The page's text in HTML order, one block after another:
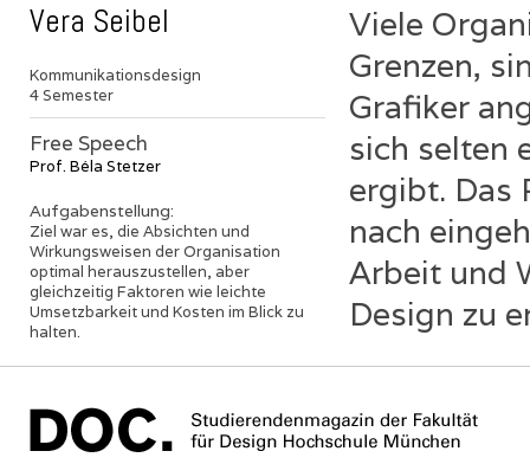
Vera Seibel
Kommunikationsdesign
4 Semester
Free Speech
Prof. Béla Stetzer
Aufgabenstellung:
Ziel war es, die Absichten und
Wirkungsweisen der Organisation
optimal herauszustellen, aber
gleichzeitig Faktoren wie leichte
Umsetzbarkeit und Kosten im Blick zu
halten.
Viele
Grenzen,
Grafiker
sich selten
ergibt. Das
nach
Arbeit und
Design zu